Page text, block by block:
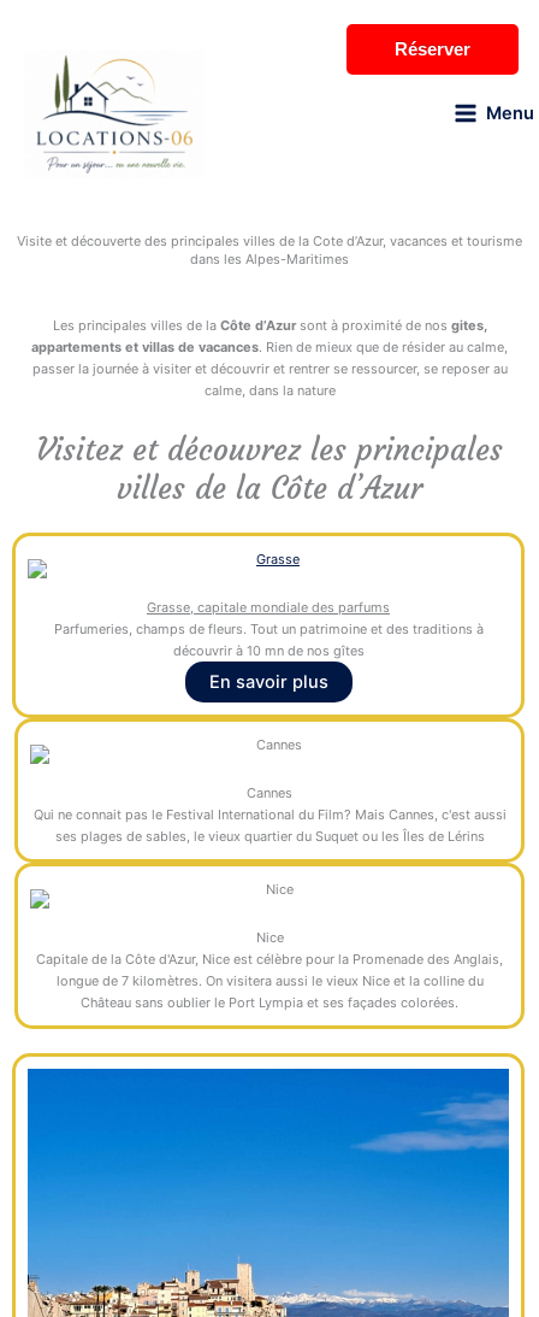
Réserver
Menu
Visite et découverte des principales villes de la Cote d’Azur, vacances et tourisme
dans les Alpes-Maritimes
Les principales villes de la Côte d’Azursont à proximité de nos gites,
appartements et villas de vacances. Rien de mieux que de résider au calme,
passer la journée à visiter et découvrir et rentrer se ressourcer, se reposer au
calme, dans la nature
Visitez et découvrez les principales
villes de la Côte d’Azur
Grasse, capitale mondiale des parfums
Parfumeries, champs de fleurs. Tout un patrimoine et des traditions à
découvrir à 10 mn de nos gîtes
En savoir plus
Cannes
Qui ne connait pas le Festival International du Film? Mais Cannes, c'est aussi
ses plages de sables, le vieux quartier du Suquet ou les Îles de Lérins
Nice
Capitale de la Côte d'Azur, Nice est célèbre pour la Promenade des Anglais,
longue de 7 kilomètres. On visitera aussi le vieux Nice et la colline du
Château sans oublier le Port Lympia et ses façades colorées.